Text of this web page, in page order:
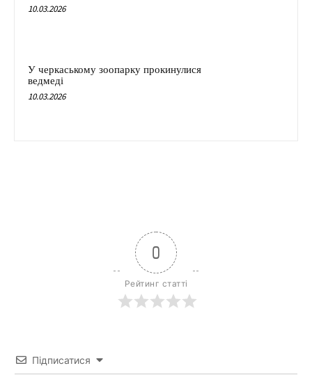
10.03.2026
У черкаському зоопарку прокинулися
ведмеді
10.03.2026
0
Рейтинг статті
Підписатися